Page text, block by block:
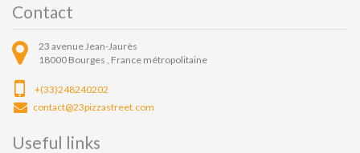
Contact
23 avenue Jean-Jaurès
18000 Bourges , France métropolitaine
+(33)248240202
contact@23pizzastreet.com
Useful links